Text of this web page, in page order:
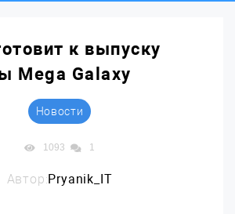
к выпуску
Mega Galaxy
Новости
1093 1
Автор:Pryanik_IT